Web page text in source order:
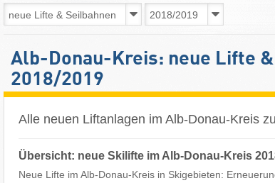
Alb-Donau-Kreis: neue Lifte
2018/2019
Alle neuen Liftanlagen im Alb-Donau-Kreis
Übersicht: neue Skilifte im Alb-Donau-Kreis
Neue Lifte im Alb-Donau-Kreis in Skigebieten: